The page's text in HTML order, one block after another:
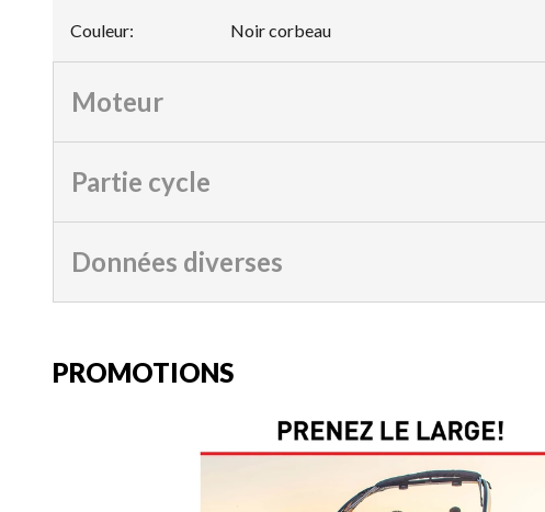
Couleur: Noir corbeau
Moteur
Partie cycle
Données diverses
PROMOTIONS